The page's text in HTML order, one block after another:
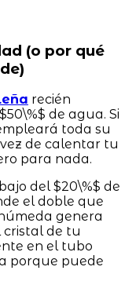
(o por qué
recién
de agua. Si
toda su
de calentar tu
para nada.
del $20\%$ de
el doble que
genera
de tu
en el tubo
porque puede